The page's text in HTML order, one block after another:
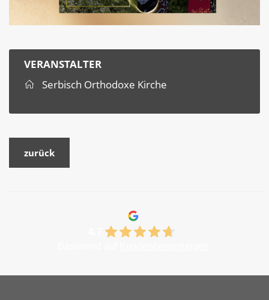
VERANSTALTER
Serbisch Orthodoxe Kirche
zurück